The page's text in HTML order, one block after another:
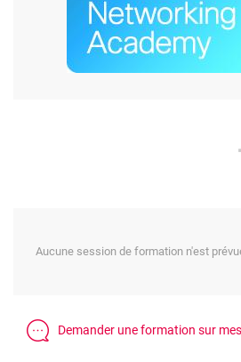
Aucune session de formation n'est